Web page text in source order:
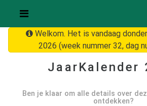
Welkom. Het is vandaag
2026 (week nummer 32, dag
JaarKalender
Ben je klaar om alle details over
ontdekken?